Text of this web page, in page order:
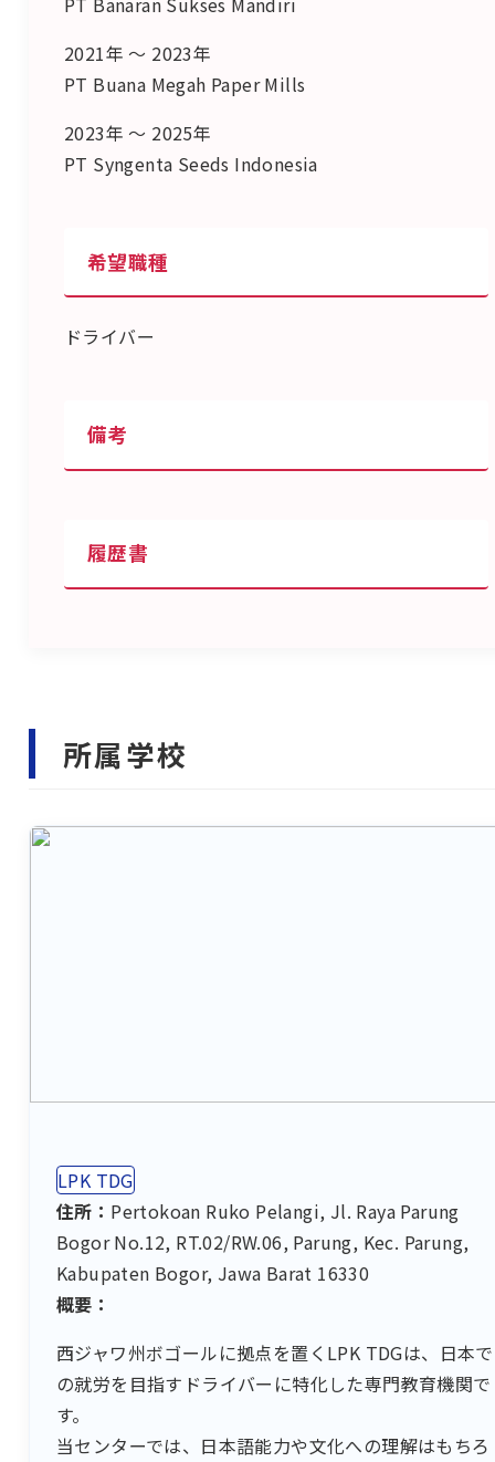
2021年 ～ 2023年
PT Buana Megah Paper Mills
2023年 ～ 2025年
PT Syngenta Seeds Indonesia
希望職種
ドライバー
備考
履歴書
所属学校
LPK TDG
住所： Pertokoan Ruko Pelangi, Jl. Raya Parung
Bogor No.12, RT.02/RW.06, Parung, Kec. Parung,
Kabupaten Bogor, Jawa Barat 16330
概要：
西ジャワ州ボゴールに拠点を置くLPK TDGは、日本で
の就労を目指すドライバーに特化した専門教育機関で
す。
当センターでは、日本語能力や文化への理解はもちろ